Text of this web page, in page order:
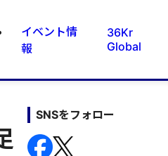
イベント情
報
36Kr
Global
SNSをフォロー